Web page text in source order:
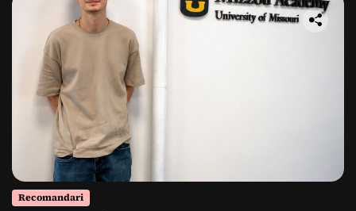
Recomandari